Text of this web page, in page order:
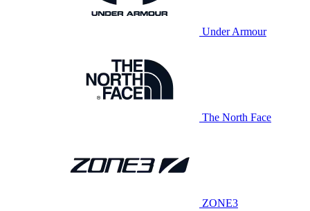
Under Armour
The North Face
ZONE3